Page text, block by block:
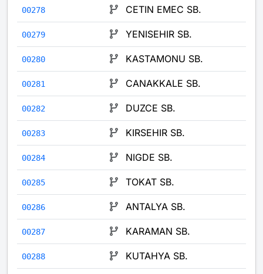
00278 CETIN EMEC SB.
00279 YENISEHIR SB.
00280 KASTAMONU SB.
00281 CANAKKALE SB.
00282 DUZCE SB.
00283 KIRSEHIR SB.
00284 NIGDE SB.
00285 TOKAT SB.
00286 ANTALYA SB.
00287 KARAMAN SB.
00288 KUTAHYA SB.